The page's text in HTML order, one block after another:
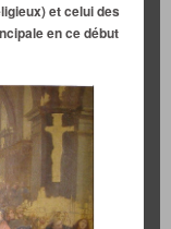
et celui des
en ce début